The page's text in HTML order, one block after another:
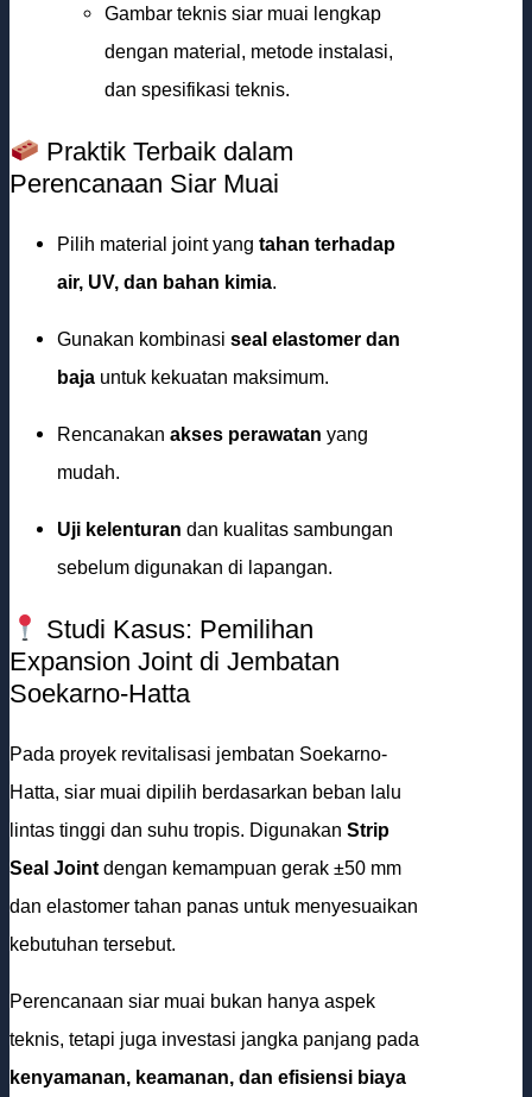
Gambar teknis siar muai lengkap
dengan material, metode instalasi,
dan spesifikasi teknis.
Praktik Terbaik dalam
Perencanaan Siar Muai
Pilih material joint yang tahan terhadap
air, UV, dan bahan kimia.
Gunakan kombinasi seal elastomer dan
baja untuk kekuatan maksimum.
Rencanakan akses perawatan yang
mudah.
Uji kelenturan dan kualitas sambungan
sebelum digunakan di lapangan.
Studi Kasus: Pemilihan
Expansion Joint di Jembatan
Soekarno-Hatta
Pada proyek revitalisasi jembatan Soekarno-
Hatta, siar muai dipilih berdasarkan beban lalu
lintas tinggi dan suhu tropis. Digunakan Strip
Seal Joint dengan kemampuan gerak ±50 mm
dan elastomer tahan panas untuk menyesuaikan
kebutuhan tersebut.
Perencanaan siar muai bukan hanya aspek
teknis, tetapi juga investasi jangka panjang pada
kenyamanan, keamanan, dan efisiensi biaya